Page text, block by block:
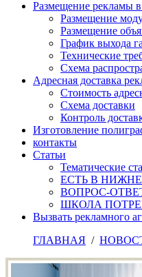
Размещение рекламы в
Размещение
Размещение
График выхода
Технические
Схема
Адресная доставка
Стоимость
Схема доставки
Контроль
Изготовление
контакты
Статьи
Тематические
ЕСТЬ В
ВОПРОС-
ШКОЛА
Вызвать рекламного
ГЛАВНАЯ /